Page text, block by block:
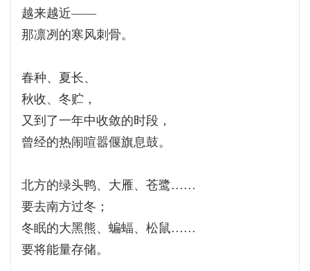
越来越近——
那凛冽的寒风刺骨。
春种、夏长、
秋收、冬贮，
又到了一年中收敛的时段，
曾经的热闹喧嚣偃旗息鼓。
北方的绿头鸭、大雁、苍鹭……
要去南方过冬；
冬眠的大黑熊、蝙蝠、松鼠……
要将能量存储。